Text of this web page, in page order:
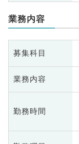
業務内容
募集科目
業務内容
勤務時間